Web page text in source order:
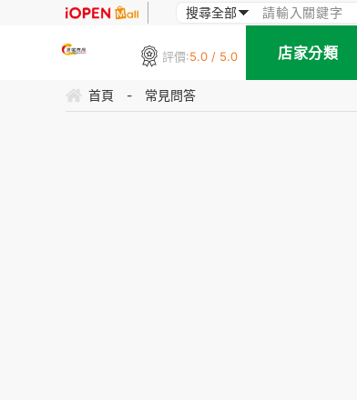
評價:5.0 / 5.0 店家分類
首頁 - 常見問答